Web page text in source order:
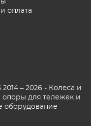
– 2026 - Колеса и
опоры для тележек и
оборудование
оплата